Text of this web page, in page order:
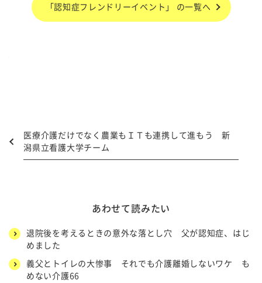
「認知症フレンドリーイベント」 の一覧へ
医療介護だけでなく農業もＩＴも連携して進もう 新
潟県立看護大学チーム
あわせて読みたい
退院後を考えるときの意外な落とし穴 父が認知症、はじ
めました
義父とトイレの大惨事 それでも介護離婚しないワケ も
めない介護66